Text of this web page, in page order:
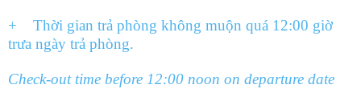
+ Thời gian trả phòng không muộn quá 12:00 giờ
trưa ngày trả phòng.
Check-out time before 12:00 noon on departure date